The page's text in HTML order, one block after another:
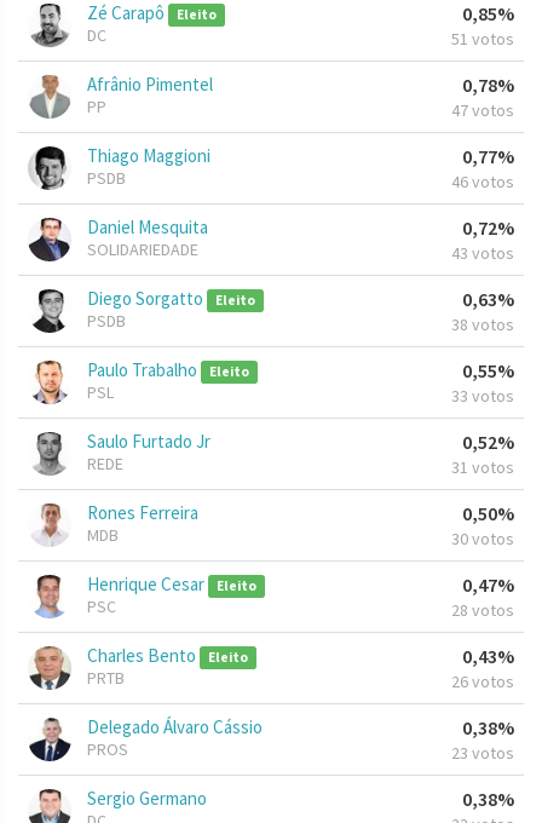
Zé Carapô Eleito
DC
0,85%
51 votos
Afrânio Pimentel
PP
0,78%
47 votos
Thiago Maggioni
PSDB
0,77%
46 votos
Daniel Mesquita
SOLIDARIEDADE
0,72%
43 votos
Diego Sorgatto Eleito
PSDB
0,63%
38 votos
Paulo Trabalho Eleito
PSL
0,55%
33 votos
Saulo Furtado Jr
REDE
0,52%
31 votos
Rones Ferreira
MDB
0,50%
30 votos
Henrique Cesar Eleito
PSC
0,47%
28 votos
Charles Bento Eleito
PRTB
0,43%
26 votos
Delegado Álvaro Cássio
PROS
0,38%
23 votos
Sergio Germano 0,38%